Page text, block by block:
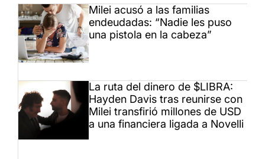
Milei acusó a las familias
endeudadas: “Nadie les puso
una pistola en la cabeza”
La ruta del dinero de $LIBRA:
Hayden Davis tras reunirse con
Milei transfirió millones de USD
a una financiera ligada a Novelli